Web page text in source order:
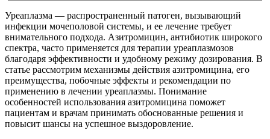
Уреаплазма — распространенный патоген, вызывающий
инфекции мочеполовой системы, и ее лечение требует
внимательного подхода. Азитромицин, антибиотик широкого
спектра, часто применяется для терапии уреаплазмозов
благодаря эффективности и удобному режиму дозирования. В
статье рассмотрим механизмы действия азитромицина, его
преимущества, побочные эффекты и рекомендации по
применению в лечении уреаплазмы. Понимание
особенностей использования азитромицина поможет
пациентам и врачам принимать обоснованные решения и
повысит шансы на успешное выздоровление.